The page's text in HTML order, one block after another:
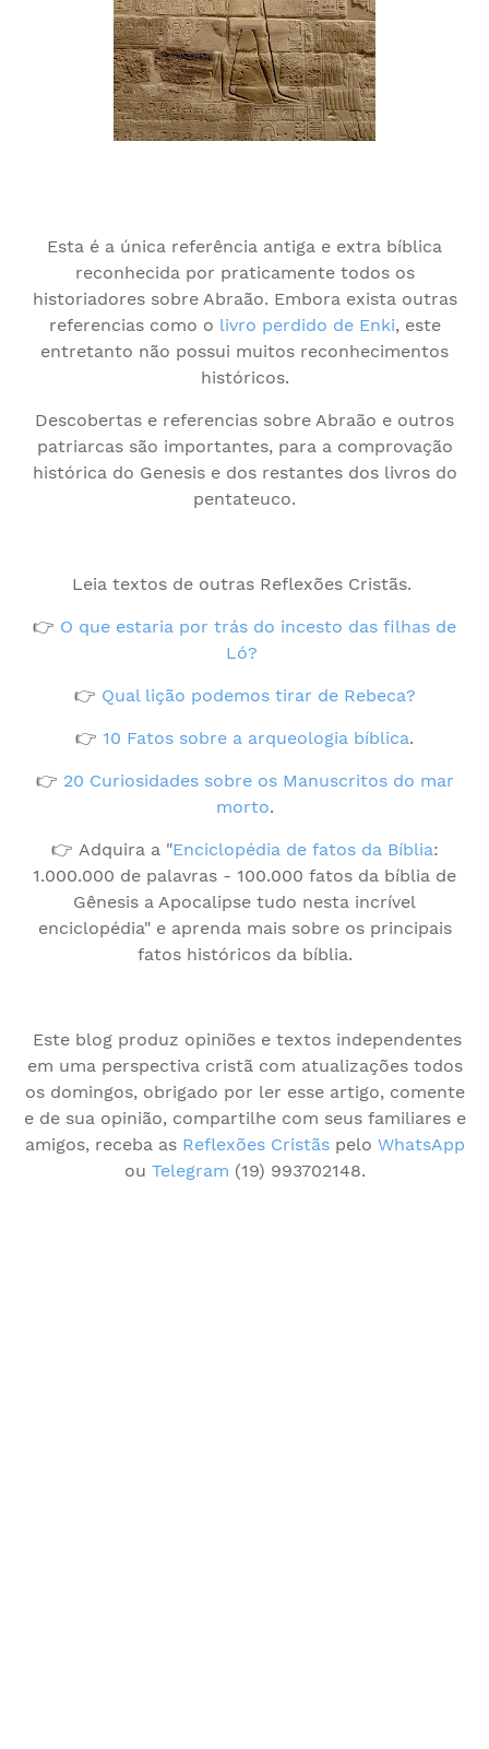
Esta é a única referência antiga e extra bíblica
reconhecida por praticamente todos os
historiadores sobre Abraão. Embora exista outras
referencias como o livro perdido de Enki, este
entretanto não possui muitos reconhecimentos
históricos.
Descobertas e referencias sobre Abraão e outros
patriarcas são importantes, para a comprovação
histórica do Genesis e dos restantes dos livros do
pentateuco.
Leia textos de outras Reflexões Cristãs.
👉 O que estaria por trás do incesto das filhas de
Ló?
👉 Qual lição podemos tirar de Rebeca?
👉 10 Fatos sobre a arqueologia bíblica.
👉 20 Curiosidades sobre os Manuscritos do mar
morto.
👉 Adquira a "Enciclopédia de fatos da Bíblia:
1.000.000 de palavras - 100.000 fatos da bíblia de
Gênesis a Apocalipse tudo nesta incrível
enciclopédia" e aprenda mais sobre os principais
fatos históricos da bíblia.
Este blog produz opiniões e textos independentes
em uma perspectiva cristã com atualizações todos
os domingos, obrigado por ler esse artigo, comente
e de sua opinião, compartilhe com seus familiares e
amigos, receba as Reflexões Cristãspelo WhatsApp
ou Telegram (19) 993702148.